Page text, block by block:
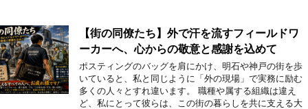
【街の同僚たち】外で汗を流すフィールドワ
ーカーへ、心からの敬意と感謝を込めて
ポスティングのバッグを肩にかけ、明石や神戸の街を歩
いていると、私と同じように「外の現場」で実務に励む
多くの人々とすれ違います。 職種や属する組織は違え
ど、私にとって彼らは、この街の暮らしを共に支える大